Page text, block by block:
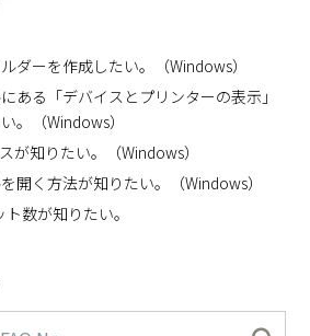
ダーを作成したい。（Windows）
ある「デバイスとプリンターの表示」
。（Windows）
が知りたい。（Windows）
開く方法が知りたい。（Windows）
数が知りたい。